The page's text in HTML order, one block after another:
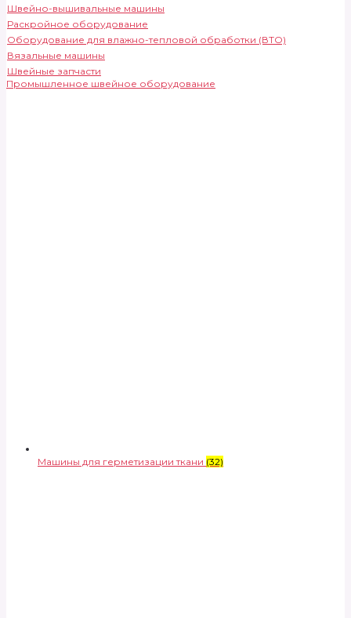
Швейно-вышивальные машины
Раскройное оборудование
Оборудование для влажно-тепловой обработки (ВТО)
Вязальные машины
Швейные запчасти
Промышленное швейное оборудование
Машины для герметизации ткани (32)